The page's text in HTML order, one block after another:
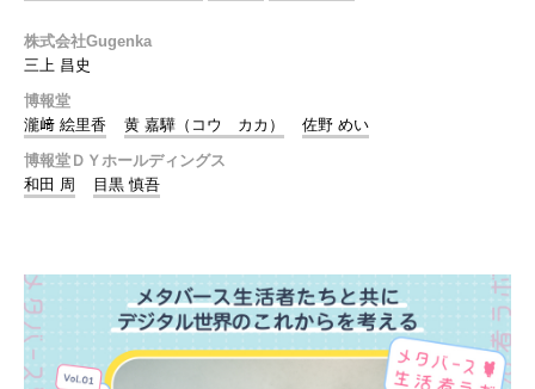
株式会社Gugenka
三上 昌史
博報堂
瀧﨑 絵里香
黄 嘉驊（コウ カカ）
佐野 めい
博報堂ＤＹホールディングス
和田 周
目黒 慎吾